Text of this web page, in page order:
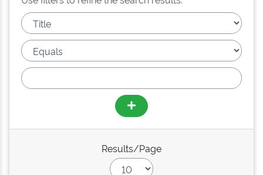
Results/Page